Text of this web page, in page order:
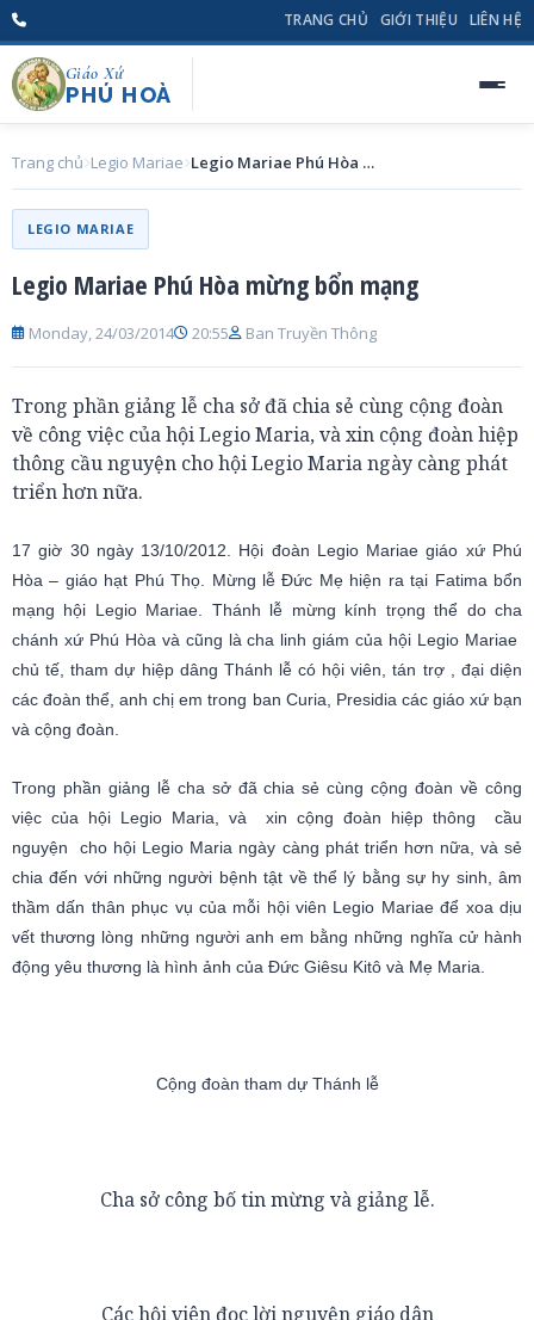
TRANG CHỦ GIỚI THIỆU LIÊN HỆ
Giáo Xứ
PHÚ HOÀ
Trang chủ Legio Mariae Legio Mariae Phú Hòa mừng bổn mạng
LEGIO MARIAE
Legio Mariae Phú Hòa mừng bổn mạng
Monday, 24/03/2014 20:55 Ban Truyền Thông
Trong phần giảng lễ cha sở đã chia sẻ cùng cộng đoàn
về công việc của hội Legio Maria, và xin cộng đoàn hiệp
thông cầu nguyện cho hội Legio Maria ngày càng phát
triển hơn nữa.
17 giờ 30 ngày 13/10/2012. Hội đoàn Legio Mariae giáo xứ Phú
Hòa – giáo hạt Phú Thọ. Mừng lễ Đức Mẹ hiện ra tại Fatima bổn
mạng hội Legio Mariae. Thánh lễ mừng kính trọng thể do cha
chánh xứ Phú Hòa và cũng là cha linh giám của hội Legio Mariae
chủ tế, tham dự hiệp dâng Thánh lễ có hội viên, tán trợ , đại diện
các đoàn thể, anh chị em trong ban Curia, Presidia các giáo xứ bạn
và cộng đoàn.
Trong phần giảng lễ cha sở đã chia sẻ cùng cộng đoàn về công
việc của hội Legio Maria, và xin cộng đoàn hiệp thông cầu
nguyện cho hội Legio Maria ngày càng phát triển hơn nữa, và sẻ
chia đến với những người bệnh tật về thể lý bằng sự hy sinh, âm
thầm dấn thân phục vụ của mỗi hội viên Legio Mariae để xoa dịu
vết thương lòng những người anh em bằng những nghĩa cử hành
động yêu thương là hình ảnh của Đức Giêsu Kitô và Mẹ Maria.
Cộng đoàn tham dự Thánh lễ
Cha sở công bố tin mừng và giảng lễ.
Các hội viên đọc lời nguyện giáo dân